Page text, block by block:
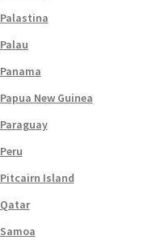
Palastina
Palau
Panama
Papua New Guinea
Paraguay
Peru
Pitcairn Island
Qatar
Samoa